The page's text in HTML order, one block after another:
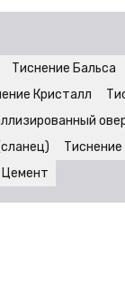
Тиснение Бальса
Кристалл
Цемент